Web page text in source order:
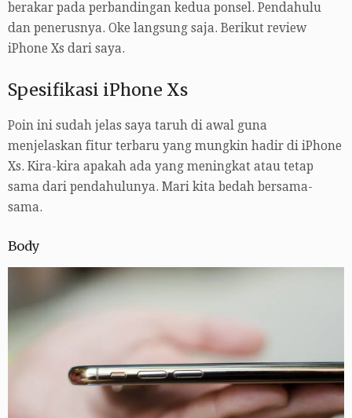
berakar pada perbandingan kedua ponsel. Pendahulu
dan penerusnya. Oke langsung saja. Berikut review
iPhone Xs dari saya.
Spesifikasi iPhone Xs
Poin ini sudah jelas saya taruh di awal guna
menjelaskan fitur terbaru yang mungkin hadir di iPhone
Xs. Kira-kira apakah ada yang meningkat atau tetap
sama dari pendahulunya. Mari kita bedah bersama-
sama.
Body